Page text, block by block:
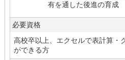
有を通した後進の育成
必要資格
高校卒以上、エクセルで表計算・
ができる方